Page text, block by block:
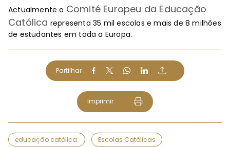
Actualmente o Comité Europeu da Educação
Católica representa 35 mil escolas e mais de 8 milhões
de estudantes em toda a Europa.
Partilhar
Imprimir
educação católica Escolas Católicas